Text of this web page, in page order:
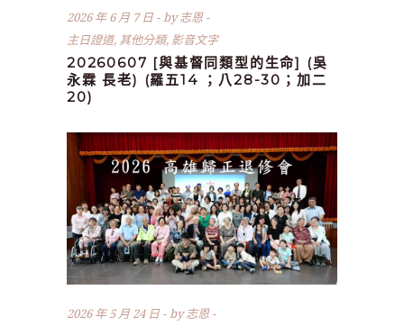
2026 年 6 月 7 日 by志恩
主日證道, 其他分類, 影音文字
20260607 [與基督同類型的生命] (吳
永霖 長老) (羅五14 ；八28-30；加二
20)
2026 年 5 月 24 日 by志恩